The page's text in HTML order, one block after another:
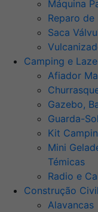
Máquina
Reparo de
Saca
Camping e
Afiador
Gazebo,
Guarda-Sol
Kit
Mini
Témicas
Radio e
Construção
Alavancas